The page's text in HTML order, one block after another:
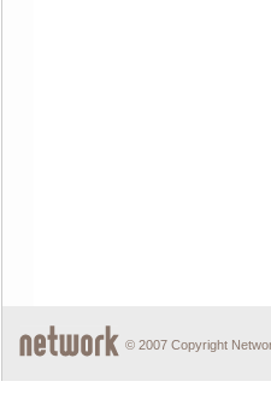
© 2007 Copyright